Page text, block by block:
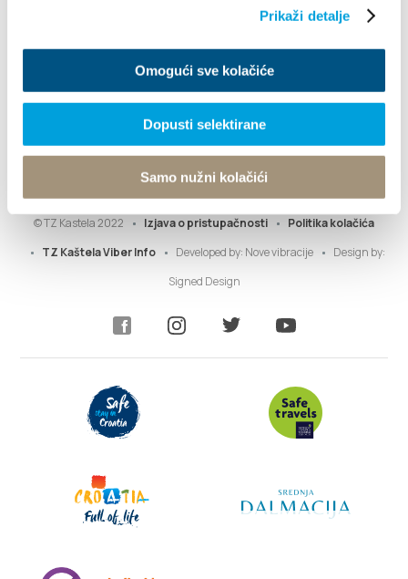
Prikaži detalje
Omogući sve kolačiće
Dopusti selektirane
Samo nužni kolačići
Turistički ured
© TZ Kastela 2022 Izjava o pristupačnosti
Politika kolačića
TZ Kaštela Viber Info
Developed by: Nove vibracije
Design by:
Signed Design